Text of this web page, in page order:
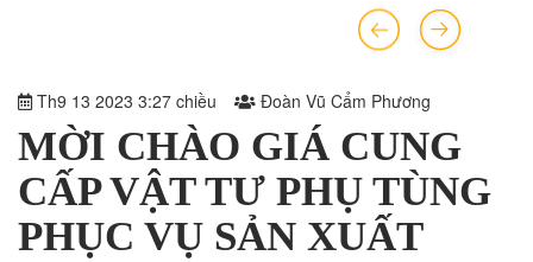
Th9 13 2023 3:27 chiều Đoàn Vũ Cẩm Phương
MỜI CHÀO GIÁ CUNG
CẤP VẬT TƯ PHỤ TÙNG
PHỤC VỤ SẢN XUẤT